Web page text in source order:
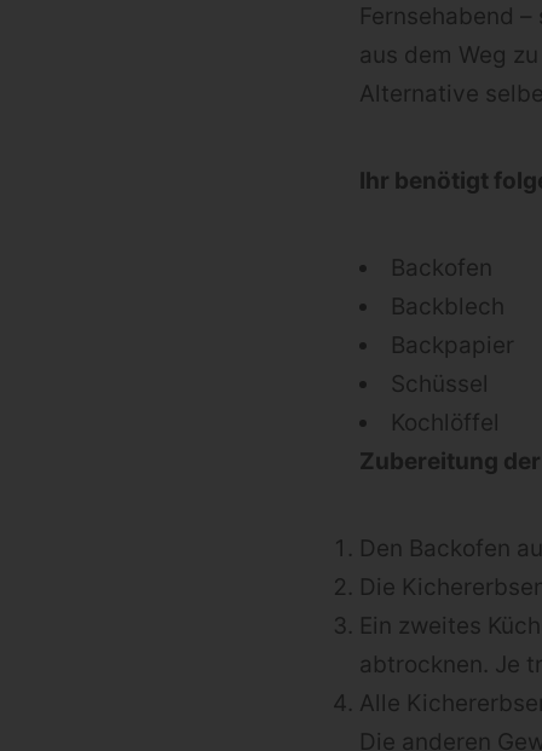
Fernsehabend
aus dem Weg
Alternative
Ihr benötigt
Backofen
Backblech
Backpapier
Schüssel
Kochlöffel
Zubereitung
Den Backofen
Die
Ein zweites
abtrocknen. Je
Alle
Die anderen